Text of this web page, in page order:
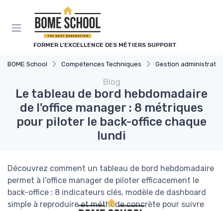
FORMER L’EXCELLENCE DES MÉTIERS SUPPORT
BOME School Compétences Techniques Gestion
Blog
Le tableau de bord hebdomadaire
de l'office manager : 8 métriques
pour piloter le back-office chaque
lundi
Découvrez comment un tableau de bord hebdomadaire
permet à l’office manager de piloter efficacement le
back-office : 8 indicateurs clés, modèle de dashboard
simple à reproduire et méthode concrète pour suivre
Panneau de gestion des cookies